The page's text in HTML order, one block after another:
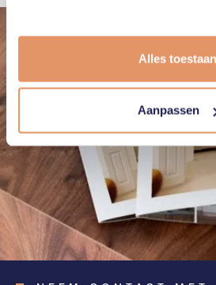
Alles toestaan
Aanpassen